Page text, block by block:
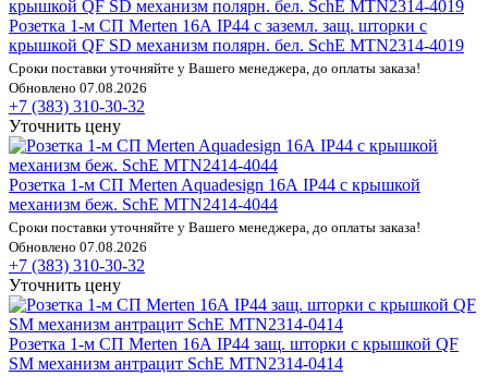
Розетка 1-м СП Merten 16А IP44 с заземл. защ. шторки с
крышкой QF SD механизм полярн. бел. SchE MTN2314-4019
Сроки поставки уточняйте у Вашего менеджера, до оплаты заказа!
Обновлено 07.08.2026
+7 (383) 310-30-32
Уточнить цену
Розетка 1-м СП Merten Aquadesign 16А IP44 с крышкой
механизм беж. SchE MTN2414-4044
Сроки поставки уточняйте у Вашего менеджера, до оплаты заказа!
Обновлено 07.08.2026
+7 (383) 310-30-32
Уточнить цену
Розетка 1-м СП Merten 16А IP44 защ. шторки с крышкой QF
SM механизм антрацит SchE MTN2314-0414